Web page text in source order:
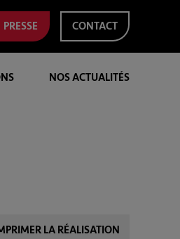
PRESSE CONTACT
NOS ACTUALITÉS
LA RÉALISATION